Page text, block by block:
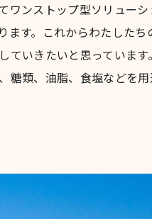
ワンストップ型ソリュー
ます。これからわたした
いきたいと思っています。
糖類、油脂、食塩などを